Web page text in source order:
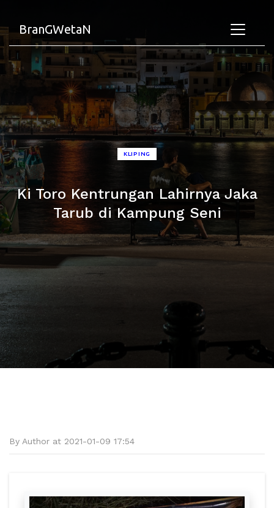
BranGWetaN
KLIPING
Ki Toro Kentrungan Lahirnya Jaka
Tarub di Kampung Seni
By Author at 2021-01-09 17:54